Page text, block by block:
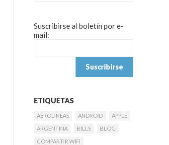
Suscribirse al boletín por e-
mail:
ETIQUETAS
AEROLINEAS ANDROID
APPLE
ARGENTINA
BILLS
BLOG
COMPARTIR WIFI